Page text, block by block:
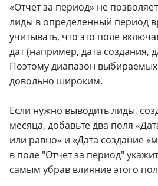
«Отчет за период» не
лиды в определенный период
учитывать, что это поле
дат (например, дата создания,
Поэтому диапазон выбираемых
довольно широким.
Если нужно выводить лиды,
месяца, добавьте два поля
или равно» и «Дата создание
в поле "Отчет за период"
самым убрав влияние этого